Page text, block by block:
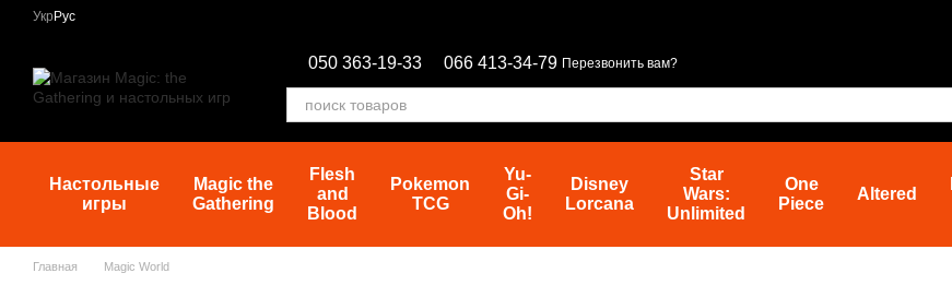
Перейти к основному контенту
Укр Рус
050 363-19-33 066 413-34-79 Перезвонить вам?
Настольные
игры
Magic the
Gathering
Flesh
and
Blood
Pokemon
TCG
Yu-
Gi-
Oh!
Disney
Lorcana
Star
Wars:
Unlimited
One
Piece
Altered
Главная Magic World